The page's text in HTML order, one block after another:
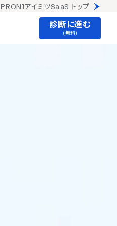
PRONIアイミツSaaS トップ
診断に進む
(無料)